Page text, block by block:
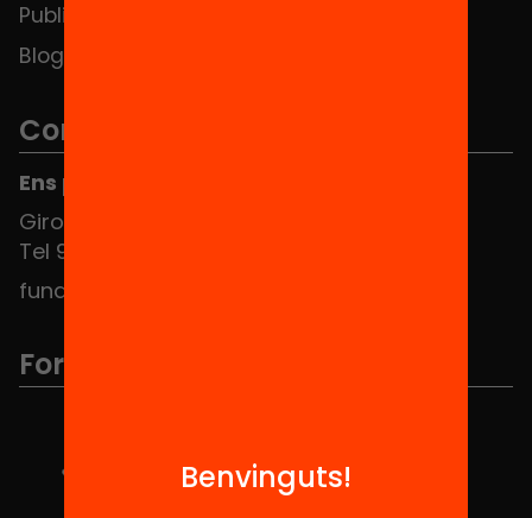
Publicacions i vídeos
Blog
Contacte
Ens pots trobar al Hub Social
Girona 34, interior 08010 Barcelona
Tel 934 588 700
fundacio@equitat.org
Formem part de...
Benvinguts!